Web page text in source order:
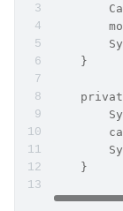
    }
    }